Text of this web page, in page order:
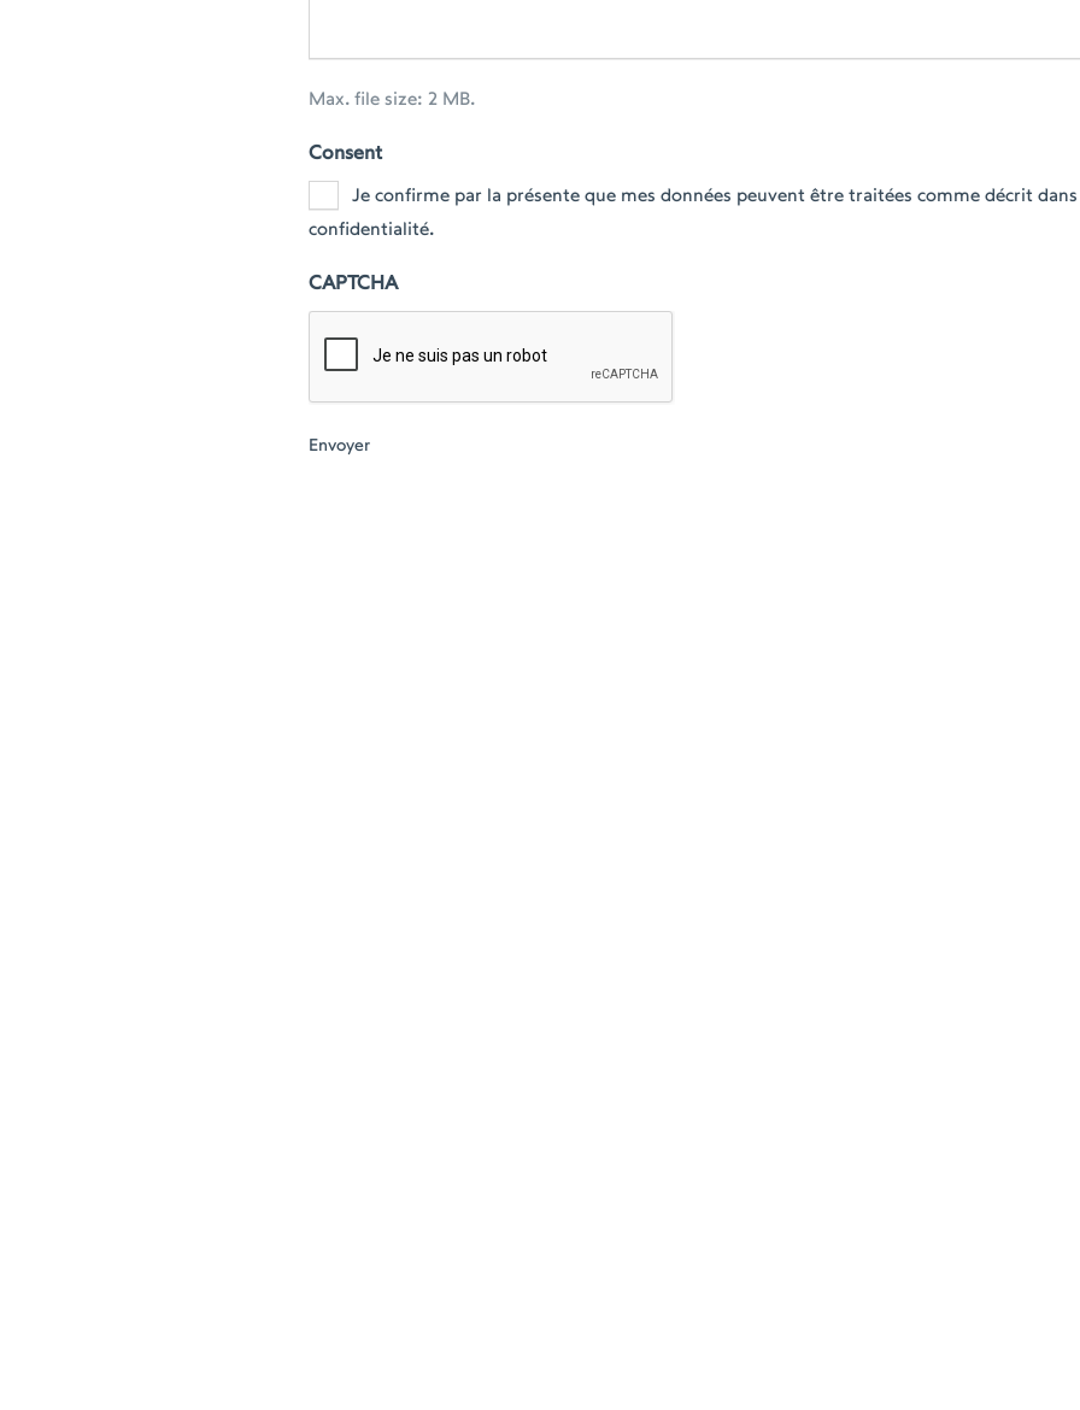
Max. file size: 2 MB.
Consent
Je confirme par la présente que mes données peuvent être traitées comme décrit
confidentialité.
CAPTCHA